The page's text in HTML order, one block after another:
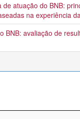
atuação do BNB:
na experiência
BNB: avaliação de